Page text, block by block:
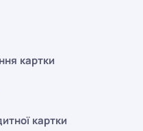
картки
картки